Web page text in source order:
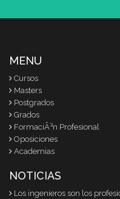
MENU
Cursos
Masters
Postgrados
Grados
FormaciÃ³n Profesional
Oposiciones
Academias
NOTICIAS
Los ingenieros son los